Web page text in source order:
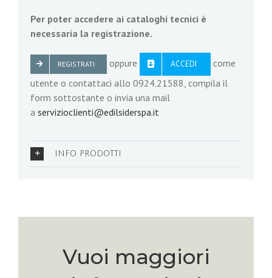
Per poter accedere ai cataloghi tecnici è
necessaria la registrazione.
REGISTRATI oppure ACCEDI
come
utente o contattaci allo 0924.21588, compila il
form sottostante o invia una mail
a servizioclienti@edilsiderspa.it
INFO PRODOTTI
Vuoi maggiori